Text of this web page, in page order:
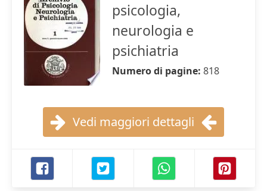
psicologia,
neurologia e
psichiatria
Numero di pagine: 818
Vedi maggiori dettagli